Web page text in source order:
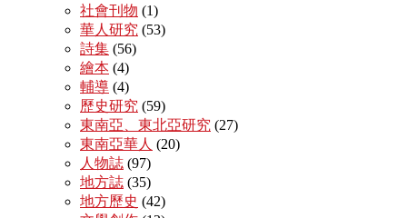
社會刊物 (1)
華人研究 (53)
詩集 (56)
繪本 (4)
輔導 (4)
歷史研究 (59)
東南亞、東北亞研究 (27)
東南亞華人 (20)
人物誌 (97)
地方誌 (35)
地方歷史 (42)